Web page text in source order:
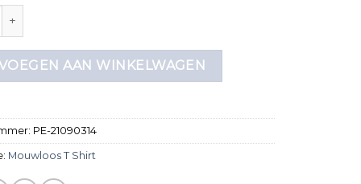
t shirt aantal
AAN WINKELWAGEN
PE-21090314
Mouwloos T Shirt